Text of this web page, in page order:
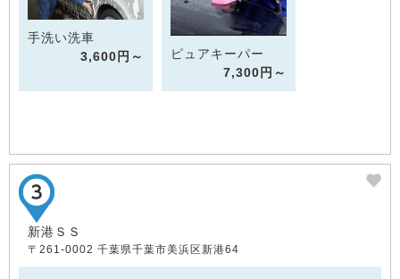
手洗い洗車
3,600円～
ピュアキーパー
7,300円～
新港ＳＳ
〒261-0002 千葉県千葉市美浜区新港64